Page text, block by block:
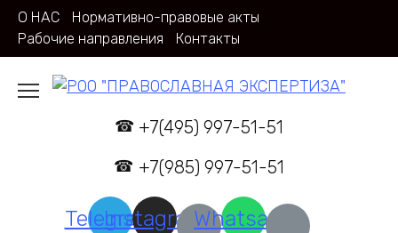
Перейти
содержанию
О НАС
Нормативно-правовые акты
Рабочие направления
Контакты
+7(495) 997-51-51
+7(985) 997-51-51
Telegram
InstagramWhatsapp